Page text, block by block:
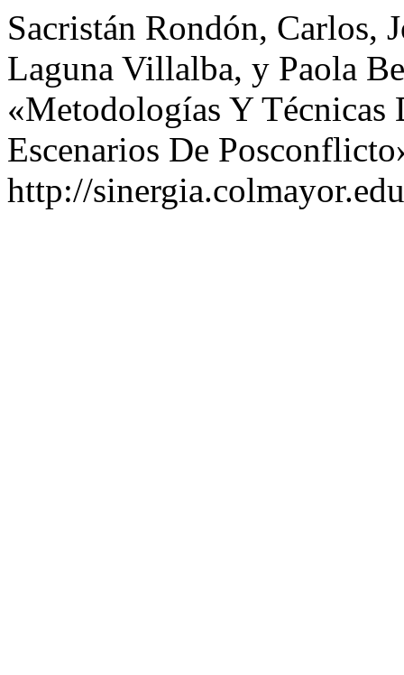
Sacristán Rondón, Carlos,
Laguna Villalba, y Paola
«Metodologías Y
Escenarios De
http://